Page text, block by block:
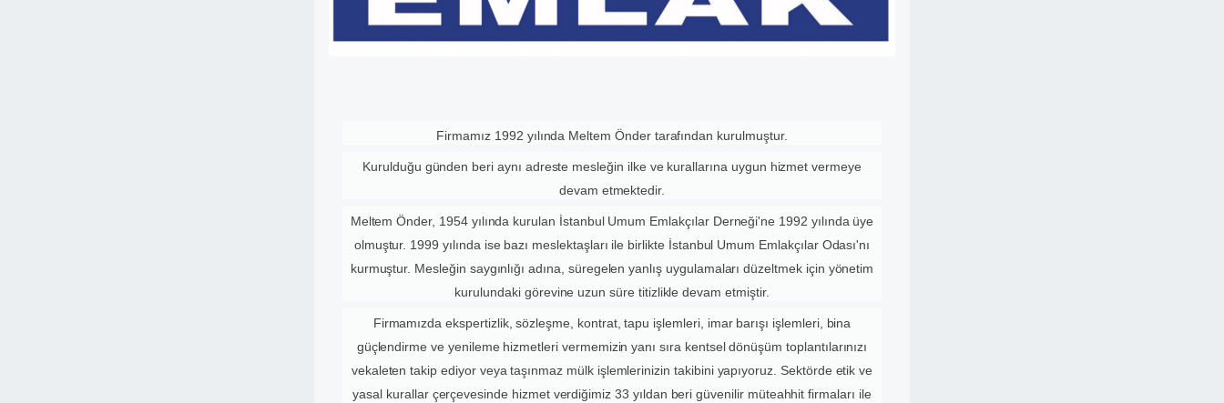
Firmamız 1992 yılında Meltem Önder tarafından kurulmuştur.
Kurulduğu günden beri aynı adreste mesleğin ilke ve kurallarına uygun hizmet vermeye
devam etmektedir.
Meltem Önder, 1954 yılında kurulan İstanbul Umum Emlakçılar Derneği'ne 1992 yılında üye
olmuştur. 1999 yılında ise bazı meslektaşları ile birlikte İstanbul Umum Emlakçılar Odası'nı
kurmuştur. Mesleğin saygınlığı adına, süregelen yanlış uygulamaları düzeltmek için yönetim
kurulundaki görevine uzun süre titizlikle devam etmiştir.
Firmamızda ekspertizlik, sözleşme, kontrat, tapu işlemleri, imar barışı işlemleri, bina
güçlendirme ve yenileme hizmetleri vermemizin yanı sıra kentsel dönüşüm toplantılarınızı
vekaleten takip ediyor veya taşınmaz mülk işlemlerinizin takibini yapıyoruz. Sektörde etik ve
yasal kurallar çerçevesinde hizmet verdiğimiz 33 yıldan beri güvenilir müteahhit firmaları ile